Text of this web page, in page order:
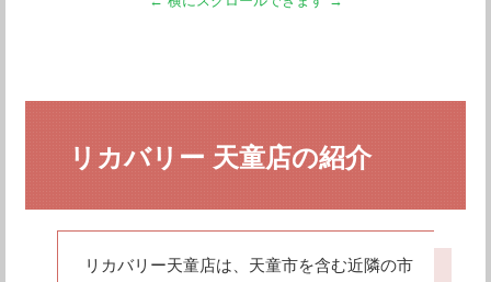
リカバリー 天童店の紹介
リカバリー天童店は、天童市を含む近隣の市